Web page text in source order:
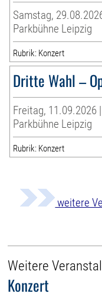
Samstag,
Parkbühne Leipzig
Rubrik: Konzert
Dritte Wahl –
Freitag, 11.09.2026
Parkbühne Leipzig
Rubrik: Konzert
weitere
Weitere
Konzert